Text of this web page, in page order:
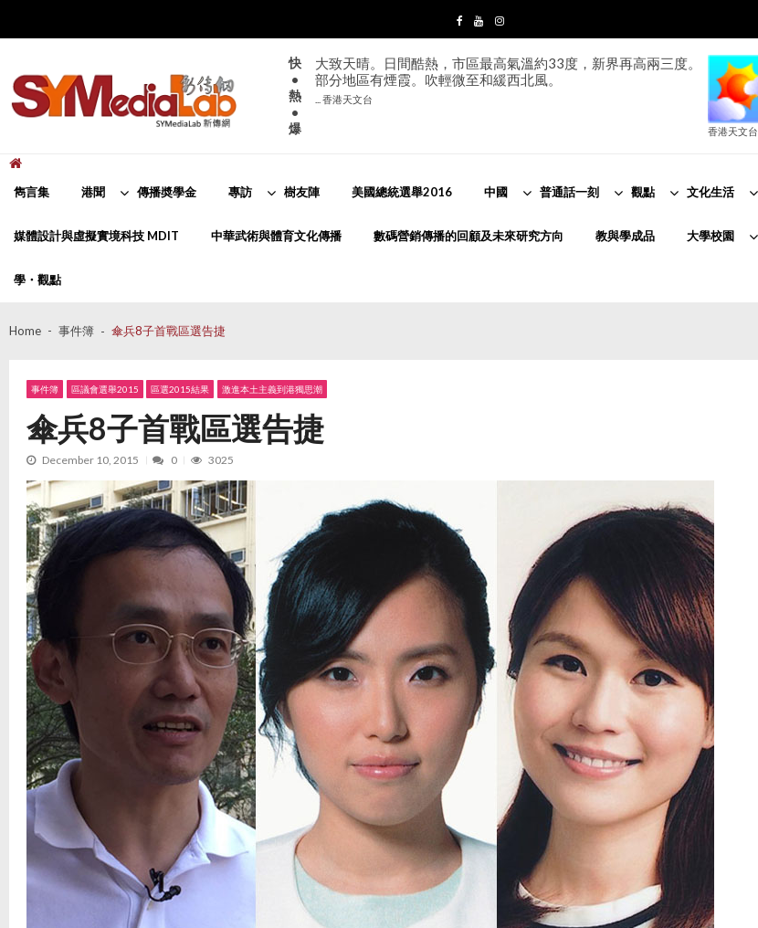
navigation
content
快
•
熱
•
爆
大致天晴。日間酷熱，市區最高氣溫約33度，新界再高兩三度。
部分地區有煙霞。吹輕微至和緩西北風。
... 香港天文台
香港天文台
雋言集 港聞 傳播奬學金 專訪 樹友陣 美國總統選舉2016 中國 普通話一刻 觀點 文化生活
媒體設計與虛擬實境科技 MDIT 中華武術與體育文化傳播 數碼營銷傳播的回顧及未來研究方向 教與學成品 大學校園
學・觀點
Home 事件簿 傘兵8子首戰區選告捷
事件簿 區議會選舉2015 區選2015結果 激進本土主義到港獨思潮
傘兵8子首戰區選告捷
December 10, 2015 0 3025